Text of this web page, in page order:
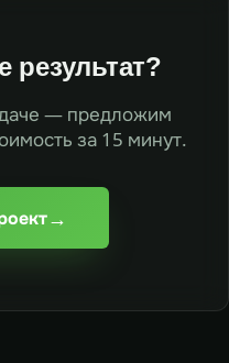
результат?
— предложим
за 15 минут.
→